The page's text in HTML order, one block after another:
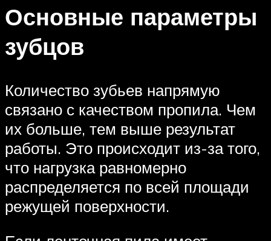
Основные параметры
зубцов
Количество зубьев напрямую
связано с качеством пропила. Чем
их больше, тем выше результат
работы. Это происходит из-за того,
что нагрузка равномерно
распределяется по всей площади
режущей поверхности.